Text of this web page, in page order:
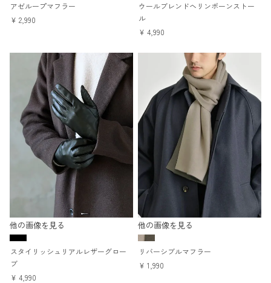
アゼループマフラー
¥ 2,990
ウールブレンドヘリンボーンストー
ル
¥ 4,990
他の画像を見る
スタイリッシュリアルレザーグロー
ブ
¥ 4,990
他の画像を見る
リバーシブルマフラー
¥ 1,990